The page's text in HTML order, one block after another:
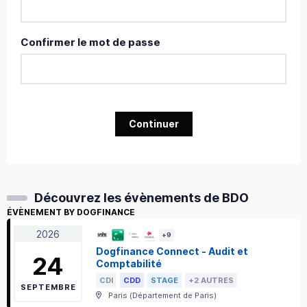
Confirmer le mot de passe
Continuer
Découvrez les évènements de BDO
ÉVÈNEMENT BY DOGFINANCE
2026
24
SEPTEMBRE
+9
Dogfinance Connect - Audit et
Comptabilité
CDI CDD STAGE
+2 AUTRES
Paris (Département de Paris)